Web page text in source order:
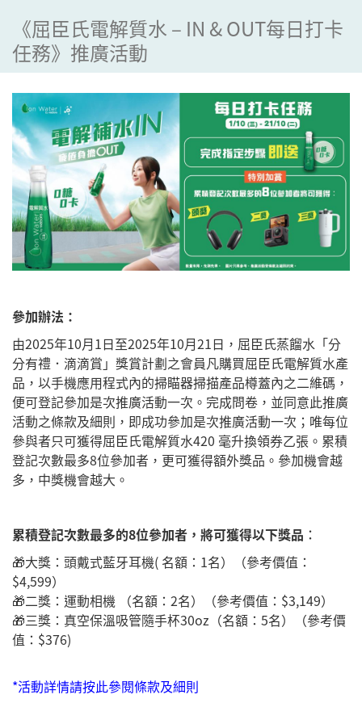
《屈臣氏電解質水 – IN & OUT每日打卡
任務》推廣活動
參加辦法：
由2025年10月1日至2025年10月21日，屈臣氏蒸餾水「分
分有禮．滴滴賞」獎賞計劃之會員凡購買屈臣氏電解質水產
品，以手機應用程式內的掃瞄器掃描產品樽蓋內之二維碼，
便可登記參加是次推廣活動一次。完成問卷，並同意此推廣
活動之條款及細則，即成功參加是次推廣活動一次；唯每位
參與者只可獲得屈臣氏電解質水420 毫升換領券乙張。累積
登記次數最多8位參加者，更可獲得額外獎品。參加機會越
多，中獎機會越大。
累積登記次數最多的8位參加者，將可獲得以下獎品︰
🎁大獎：頭戴式藍牙耳機( 名額：1名）（參考價值：
$4,599）
🎁二獎：運動相機 （名額：2名）（參考價值：$3,149）
🎁三獎：真空保溫吸管隨手杯30oz（名額：5名）（參考價
值：$376)
*活動詳情請按此參閱條款及細則